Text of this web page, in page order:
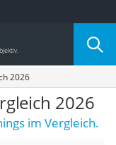
2026
2026
im Vergleich.